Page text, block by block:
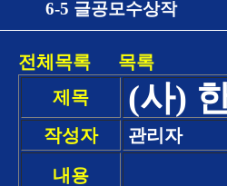
6-5 글공모수상작
전체목록
목록
제목
(사)
작성자 관리자
내용